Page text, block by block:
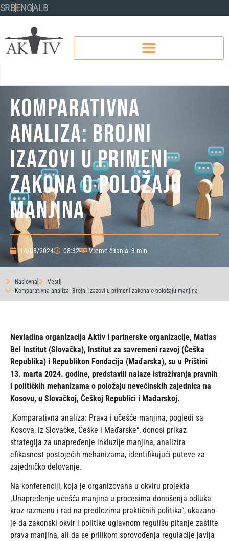
SRBENGALB
Komparativna
analiza: Brojni
izazovi u primeni
zakona o položaju
manjina
14/03/2024 08:32 Vreme čitanja: 3 min
Naslovna
Vesti
Komparativna analiza: Brojni izazovi u primeni zakona o položaju manjina
Nevladina organizacija Aktiv i partnerske organizacije, Matias
Bel Institut (Slovačka), Institut za savremeni razvoj (Češka
Republika) i Republikon Fondacija (Mađarska), su u Prištini
13. marta 2024. godine, predstavili nalaze istraživanja pravnih
i političkih mehanizama o položaju nevećinskih zajednica na
Kosovu, u Slovačkoj, Češkoj Republici i Mađarskoj.
„Komparativna analiza: Prava i učešće manjina, pogledi sa
Kosova, iz Slovačke, Češke i Mađarske“, donosi prikaz
strategija za unapređenje inkluzije manjina, analizira
efikasnost postojećih mehanizama, identifikujući puteve za
zajedničko delovanje.
Na konferenciji, koja je organizovana u okviru projekta
„Unapređenje učešća manjina u procesima donošenja odluka
kroz razmenu i rad na predlozima praktičnih politika“, ukazano
je da zakonski okvir i politike uglavnom regulišu pitanje zaštite
prava manjina, ali da se prilikom sprovođenja regulacije javlja